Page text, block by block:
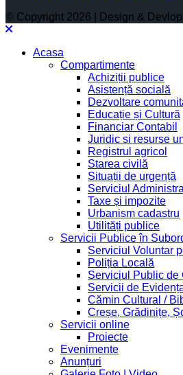
© Copyright 2026 | Design &
Acasa
Compartimente
Achiziții publice
Asistență socială
Dezvoltare
Educație și Cultură
Financiar Contabil
Juridic si resurse
Registrul agricol
Starea civilă
Situații de urgență
Serviciul
Taxe și impozite
Urbanism cadastru
Utilități publice
Servicii Publice în
Serviciul Voluntar
Poliția Locală
Serviciul Public de
Servicii de
Cămin Cultural /
Creșe, Grădinițe,
Servicii online
Proiecte
Evenimente
Anunțuri